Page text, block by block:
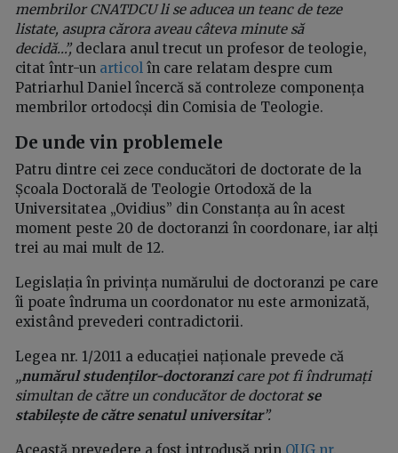
membrilor CNATDCU li se aducea un teanc de teze
listate, asupra cărora aveau câteva minute să
decidă…”, declara anul trecut un profesor de teologie,
citat într-un articol în care relatam despre cum
Patriarhul Daniel încercă să controleze componența
membrilor ortodocși din Comisia de Teologie.
De unde vin problemele
Patru dintre cei zece conducători de doctorate de la
Școala Doctorală de Teologie Ortodoxă de la
Universitatea „Ovidius” din Constanța au în acest
moment peste 20 de doctoranzi în coordonare, iar alți
trei au mai mult de 12.
Legislația în privința numărului de doctoranzi pe care
îi poate îndruma un coordonator nu este armonizată,
existând prevederi contradictorii.
Legea nr. 1/2011 a educației naționale prevede că
„numărul studenților-doctoranzicare pot fi îndrumați
simultan de către un conducător de doctoratse
stabilește de către senatul universitar”.